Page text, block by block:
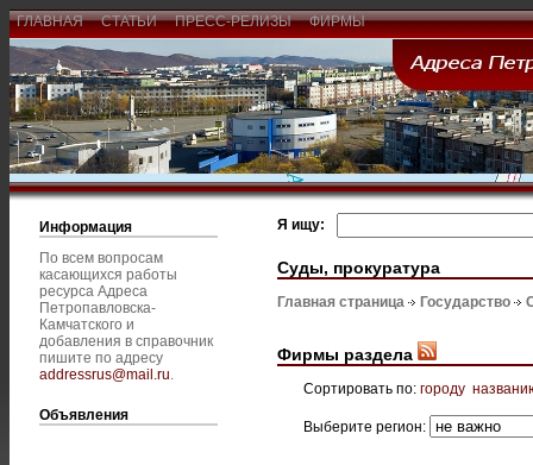
ГЛАВНАЯ СТАТЬИ ПРЕСС-РЕЛИЗЫ ФИРМЫ
Информация
По всем вопросам
касающихся работы
ресурса Адреса
Петропавловска-
Камчатского и
добавления в справочник
пишите по адресу
addressrus@mail.ru.
Объявления
Я ищу:
Суды, прокуратура
Главная страница Государство
Фирмы раздела
Сортировать по: городу
Выберите регион: